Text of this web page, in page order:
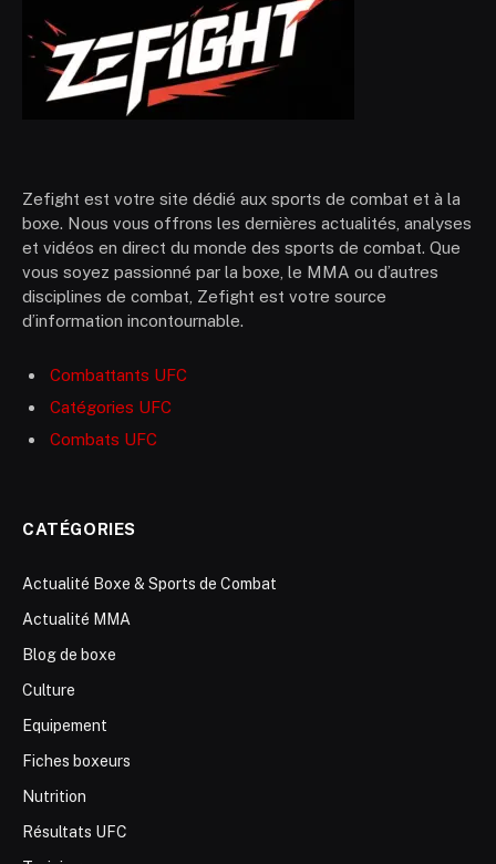
Zefight est votre site dédié aux sports de combat et à la
boxe. Nous vous offrons les dernières actualités, analyses
et vidéos en direct du monde des sports de combat. Que
vous soyez passionné par la boxe, le MMA ou d’autres
disciplines de combat, Zefight est votre source
d’information incontournable.
Combattants UFC
Catégories UFC
Combats UFC
CATÉGORIES
Actualité Boxe & Sports de Combat
Actualité MMA
Blog de boxe
Culture
Equipement
Fiches boxeurs
Nutrition
Résultats UFC